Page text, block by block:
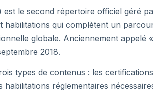
est le second répertoire officiel géré
habilitations qui complètent un
globale. Anciennement appelé
2018.
types de contenus : les
habilitations réglementaires